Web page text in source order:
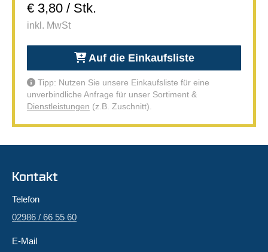
€ 3,80 / Stk.
inkl. MwSt
Auf die Einkaufsliste
Tipp: Nutzen Sie unsere Einkaufsliste für eine
unverbindliche Anfrage für unser Sortiment &
Dienstleistungen (z.B. Zuschnitt).
Kontakt
Telefon
02986 / 66 55 60
E-Mail